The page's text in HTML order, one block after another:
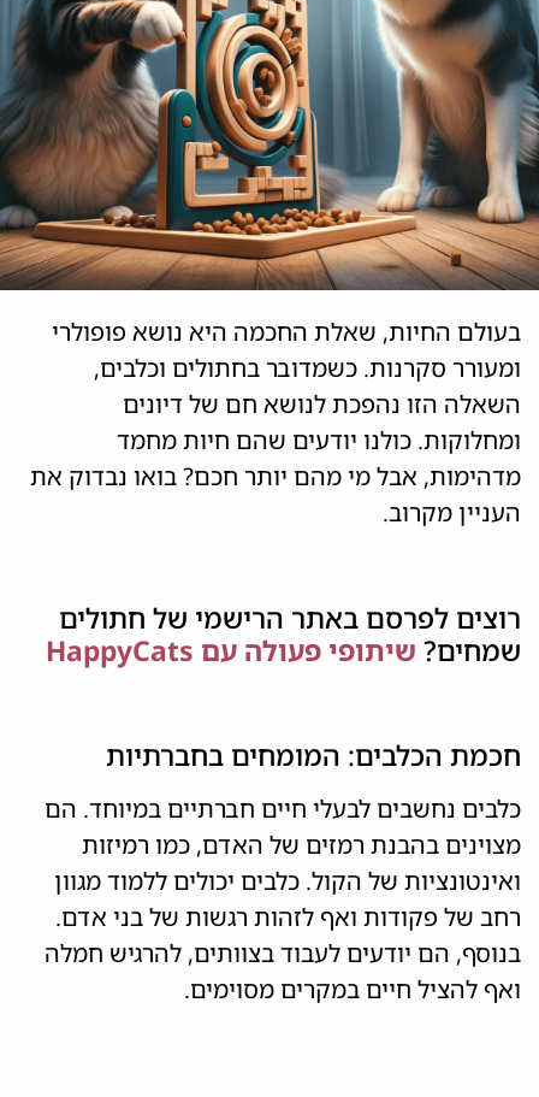
בעולם החיות, שאלת החכמה היא נושא פופולרי
ומעורר סקרנות. כשמדובר בחתולים וכלבים,
השאלה הזו נהפכת לנושא חם של דיונים
ומחלוקות. כולנו יודעים שהם חיות מחמד
מדהימות, אבל מי מהם יותר חכם? בואו נבדוק את
העניין מקרוב.
רוצים לפרסם באתר הרישמי של חתולים
שמחים? שיתופי פעולה עם HappyCats
חכמת הכלבים: המומחים בחברתיות
כלבים נחשבים לבעלי חיים חברתיים במיוחד. הם
מצוינים בהבנת רמזים של האדם, כמו רמיזות
ואינטונציות של הקול. כלבים יכולים ללמוד מגוון
רחב של פקודות ואף לזהות רגשות של בני אדם.
בנוסף, הם יודעים לעבוד בצוותים, להרגיש חמלה
ואף להציל חיים במקרים מסוימים.